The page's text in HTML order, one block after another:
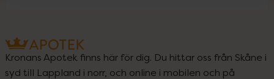
Kronans Apotek finns här för dig. Du hittar oss från Skåne i
syd till Lappland i norr, och online i mobilen och på